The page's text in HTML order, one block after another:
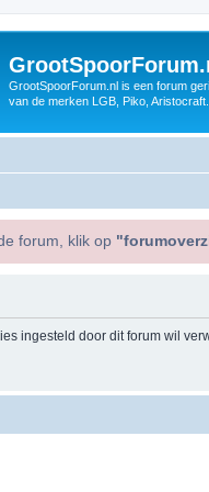
GrootSpoorForum.nl is een forum
van de merken LGB, Piko, Aristocraft.
forum, klik op
ingesteld door dit forum wil